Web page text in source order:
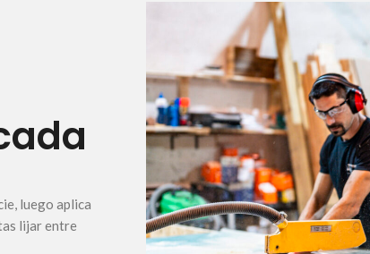
luego aplica
lijar entre